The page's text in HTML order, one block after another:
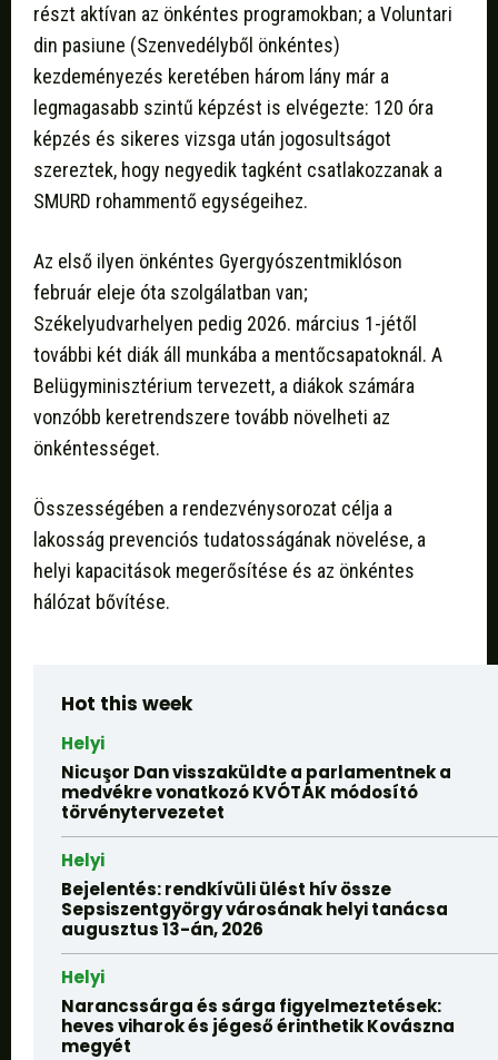
részt aktívan az önkéntes programokban; a Voluntari
din pasiune (Szenvedélyből önkéntes)
kezdeményezés keretében három lány már a
legmagasabb szintű képzést is elvégezte: 120 óra
képzés és sikeres vizsga után jogosultságot
szereztek, hogy negyedik tagként csatlakozzanak a
SMURD rohammentő egységeihez.
Az első ilyen önkéntes Gyergyószentmiklóson
február eleje óta szolgálatban van;
Székelyudvarhelyen pedig 2026. március 1-jétől
további két diák áll munkába a mentőcsapatoknál. A
Belügyminisztérium tervezett, a diákok számára
vonzóbb keretrendszere tovább növelheti az
önkéntességet.
Összességében a rendezvénysorozat célja a
lakosság prevenciós tudatosságának növelése, a
helyi kapacitások megerősítése és az önkéntes
hálózat bővítése.
Hot this week
Helyi
Nicuşor Dan visszaküldte a parlamentnek a
medvékre vonatkozó KVÓTÁK módosító
törvénytervezetet
Helyi
Bejelentés: rendkívüli ülést hív össze
Sepsiszentgyörgy városának helyi tanácsa
augusztus 13-án, 2026
Helyi
Narancssárga és sárga figyelmeztetések:
heves viharok és jégeső érinthetik Kovászna
megyét